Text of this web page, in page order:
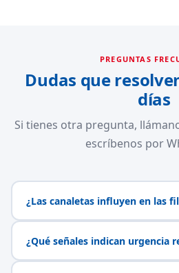
PREGUNTAS
Dudas que
días
Si tienes otra pregunta,
escríbenos por
¿Las canaletas influyen en las
¿Qué señales indican urgencia